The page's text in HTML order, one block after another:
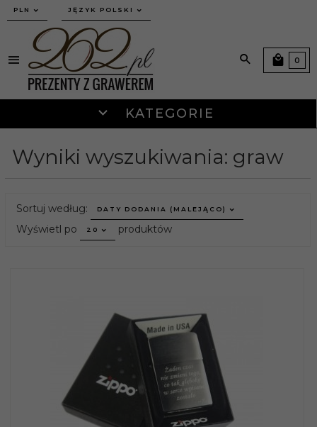
currency_h
PLN JĘZYK POLSKI
KATEGORIE
0
Wyniki wyszukiwania: graw
Sortuj według: sort
DATY DODANIA (MALEJĄCO)
Wyświetl po pop
20 produktów